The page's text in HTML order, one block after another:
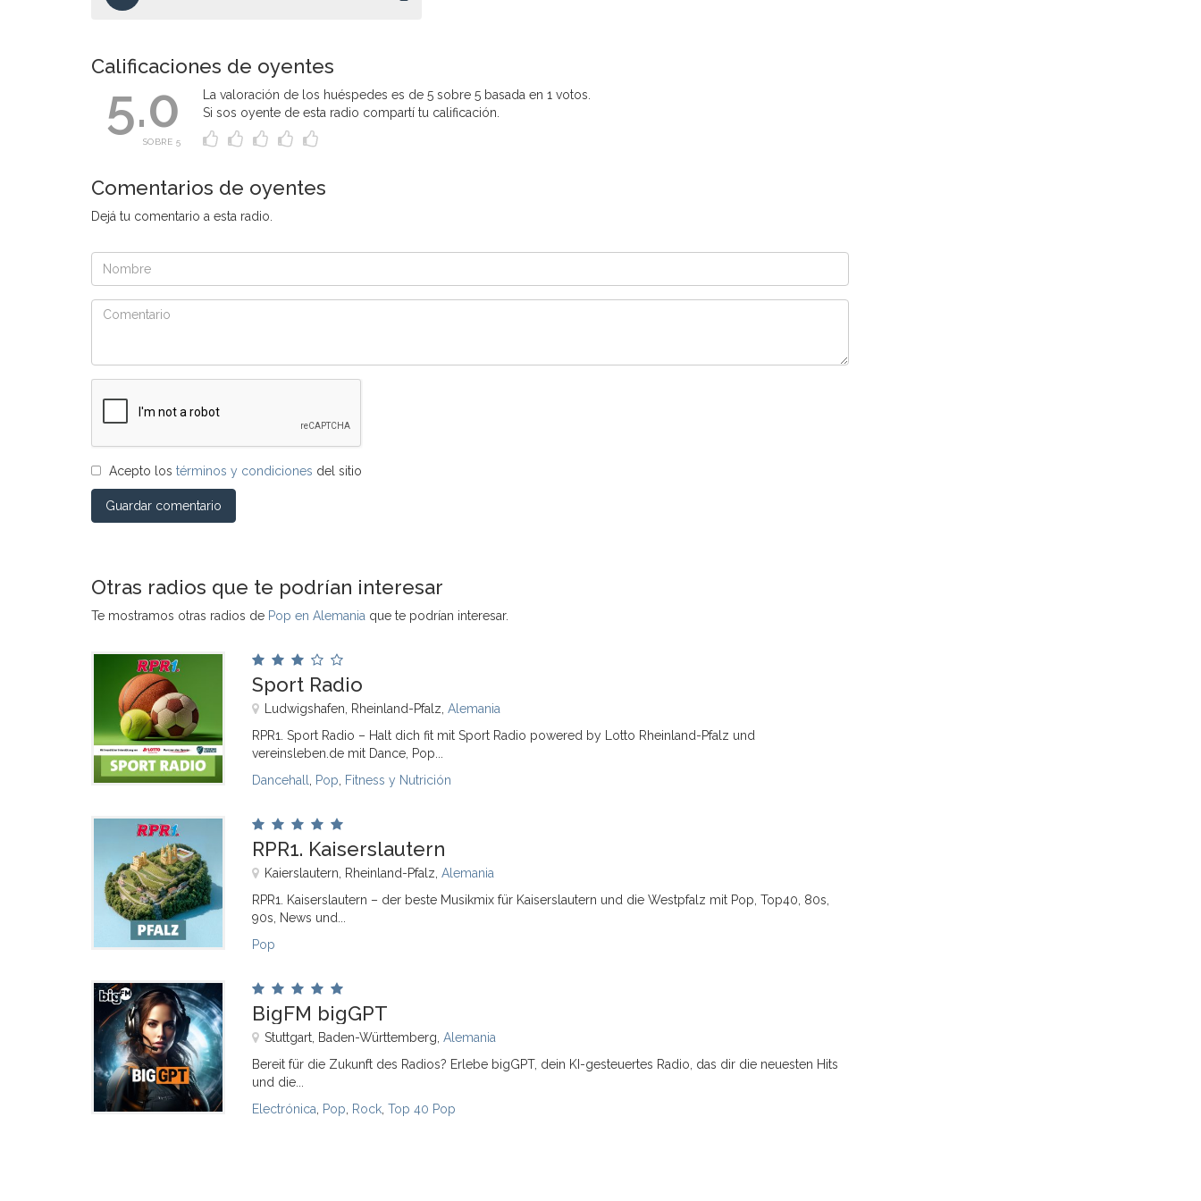
Calificaciones de oyentes
5.0
SOBRE 5
La valoración de los huéspedes es de 5 sobre 5 basada en 1 votos.
Si sos oyente de esta radio compartí tu calificación.
Comentarios de oyentes
Dejá tu comentario a esta radio.
Acepto los términos y condiciones del sitio
Guardar comentario
Otras radios que te podrían interesar
Te mostramos otras radios de Pop en Alemania que te podrían interesar.
Sport Radio
Ludwigshafen, Rheinland-Pfalz, Alemania
RPR1. Sport Radio – Halt dich fit mit Sport Radio powered by Lotto Rheinland-Pfalz und
vereinsleben.de mit Dance, Pop...
Dancehall
Pop Fitness y Nutrición
RPR1. Kaiserslautern
Kaierslautern, Rheinland-Pfalz, Alemania
RPR1. Kaiserslautern – der beste Musikmix für Kaiserslautern und die Westpfalz mit Pop, Top40, 80s,
90s, News und...
Pop
BigFM bigGPT
Stuttgart, Baden-Württemberg, Alemania
Bereit für die Zukunft des Radios? Erlebe bigGPT, dein KI-gesteuertes Radio, das dir die neuesten Hits
und die...
Electrónica
Pop Rock Top 40 Pop